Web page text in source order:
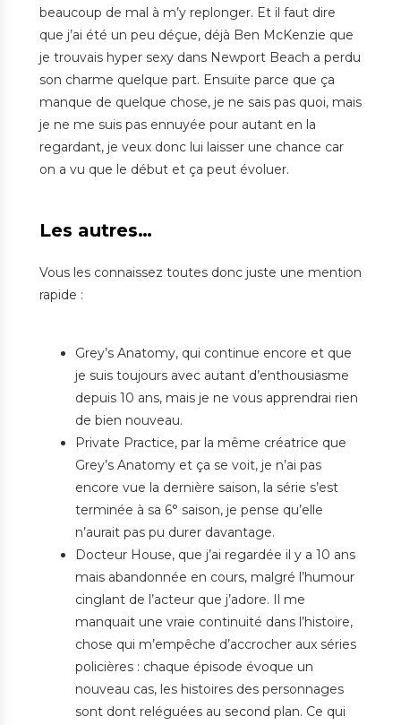
beaucoup de mal à m’y replonger. Et il faut dire
que j’ai été un peu déçue, déjà Ben McKenzie que
je trouvais hyper sexy dans Newport Beach a perdu
son charme quelque part. Ensuite parce que ça
manque de quelque chose, je ne sais pas quoi, mais
je ne me suis pas ennuyée pour autant en la
regardant, je veux donc lui laisser une chance car
on a vu que le début et ça peut évoluer.
Les autres…
Vous les connaissez toutes donc juste une mention
rapide :
Grey’s Anatomy, qui continue encore et que
je suis toujours avec autant d’enthousiasme
depuis 10 ans, mais je ne vous apprendrai rien
de bien nouveau.
Private Practice, par la même créatrice que
Grey’s Anatomy et ça se voit, je n’ai pas
encore vue la dernière saison, la série s’est
terminée à sa 6° saison, je pense qu’elle
n’aurait pas pu durer davantage.
Docteur House, que j’ai regardée il y a 10 ans
mais abandonnée en cours, malgré l’humour
cinglant de l’acteur que j’adore. Il me
manquait une vraie continuité dans l’histoire,
chose qui m’empêche d’accrocher aux séries
policières : chaque épisode évoque un
nouveau cas, les histoires des personnages
sont dont reléguées au second plan. Ce qui